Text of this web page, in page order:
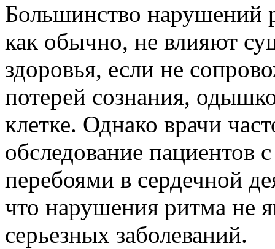
Большинство нарушений
как обычно, не влияют
здоровья, если не
потерей сознания,
клетке. Однако врачи
обследование пациентов
перебоями в сердечной
что нарушения ритма не
серьезных заболеваний.